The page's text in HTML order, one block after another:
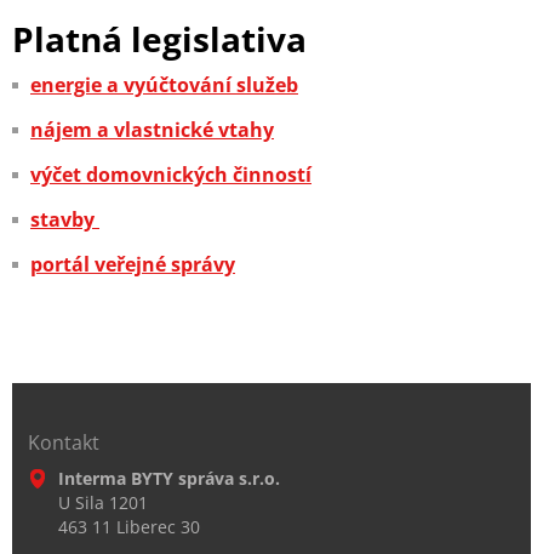
Platná legislativa
energie a vyúčtování služeb
nájem a vlastnické vtahy
výčet domovnických činností
stavby
portál veřejné správy
Kontakt
Interma BYTY správa s.r.o.
U Sila 1201
463 11 Liberec 30